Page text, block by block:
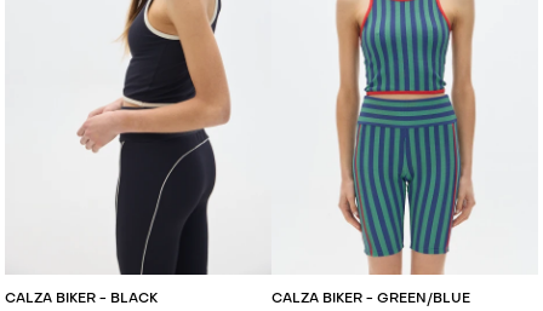
CALZA BIKER - BLACK CALZA BIKER - GREEN/BLUE